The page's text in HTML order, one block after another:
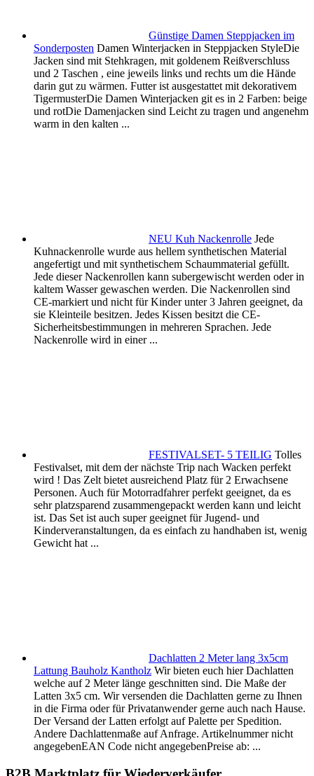
Günstige Damen Steppjacken im
Sonderposten Damen Winterjacken in Steppjacken StyleDie
Jacken sind mit Stehkragen, mit goldenem Reißverschluss
und 2 Taschen , eine jeweils links und rechts um die Hände
darin gut zu wärmen. Futter ist ausgestattet mit dekorativem
TigermusterDie Damen Winterjacken git es in 2 Farben: beige
und rotDie Damenjacken sind Leicht zu tragen und angenehm
warm in den kalten ...
NEU Kuh Nackenrolle Jede
Kuhnackenrolle wurde aus hellem synthetischen Material
angefertigt und mit synthetischem Schaummaterial gefüllt.
Jede dieser Nackenrollen kann subergewischt werden oder in
kaltem Wasser gewaschen werden. Die Nackenrollen sind
CE-markiert und nicht für Kinder unter 3 Jahren geeignet, da
sie Kleinteile besitzen. Jedes Kissen besitzt die CE-
Sicherheitsbestimmungen in mehreren Sprachen. Jede
Nackenrolle wird in einer ...
FESTIVALSET- 5 TEILIG Tolles
Festivalset, mit dem der nächste Trip nach Wacken perfekt
wird ! Das Zelt bietet ausreichend Platz für 2 Erwachsene
Personen. Auch für Motorradfahrer perfekt geeignet, da es
sehr platzsparend zusammengepackt werden kann und leicht
ist. Das Set ist auch super geeignet für Jugend- und
Kinderveranstaltungen, da es einfach zu handhaben ist, wenig
Gewicht hat ...
Dachlatten 2 Meter lang 3x5cm
Lattung Bauholz Kantholz Wir bieten euch hier Dachlatten
welche auf 2 Meter länge geschnitten sind. Die Maße der
Latten 3x5 cm. Wir versenden die Dachlatten gerne zu Ihnen
in die Firma oder für Privatanwender gerne auch nach Hause.
Der Versand der Latten erfolgt auf Palette per Spedition.
Andere Dachlattenmaße auf Anfrage. Artikelnummer nicht
angegebenEAN Code nicht angegebenPreise ab: ...